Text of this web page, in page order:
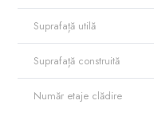
Suprafață utilă
Suprafață construită
Număr etaje clădire